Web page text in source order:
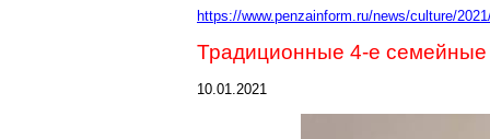
https://www.penzainform.ru/news/culture/
Традиционные 4-е
10.01.2021